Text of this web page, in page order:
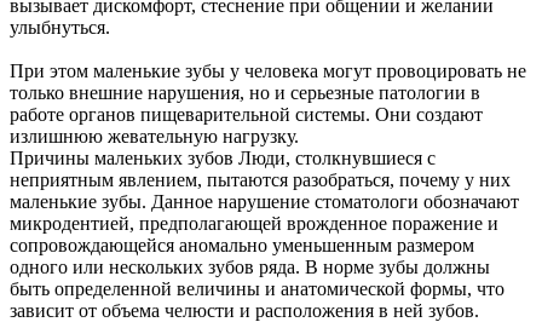
вызывает дискомфорт, стеснение при общении и желании
улыбнуться.
При этом маленькие зубы у человека могут провоцировать не
только внешние нарушения, но и серьезные патологии в
работе органов пищеварительной системы. Они создают
излишнюю жевательную нагрузку.
Причины маленьких зубов Люди, столкнувшиеся с
неприятным явлением, пытаются разобраться, почему у них
маленькие зубы. Данное нарушение стоматологи обозначают
микродентией, предполагающей врожденное поражение и
сопровождающейся аномально уменьшенным размером
одного или нескольких зубов ряда. В норме зубы должны
быть определенной величины и анатомической формы, что
зависит от объема челюсти и расположения в ней зубов.